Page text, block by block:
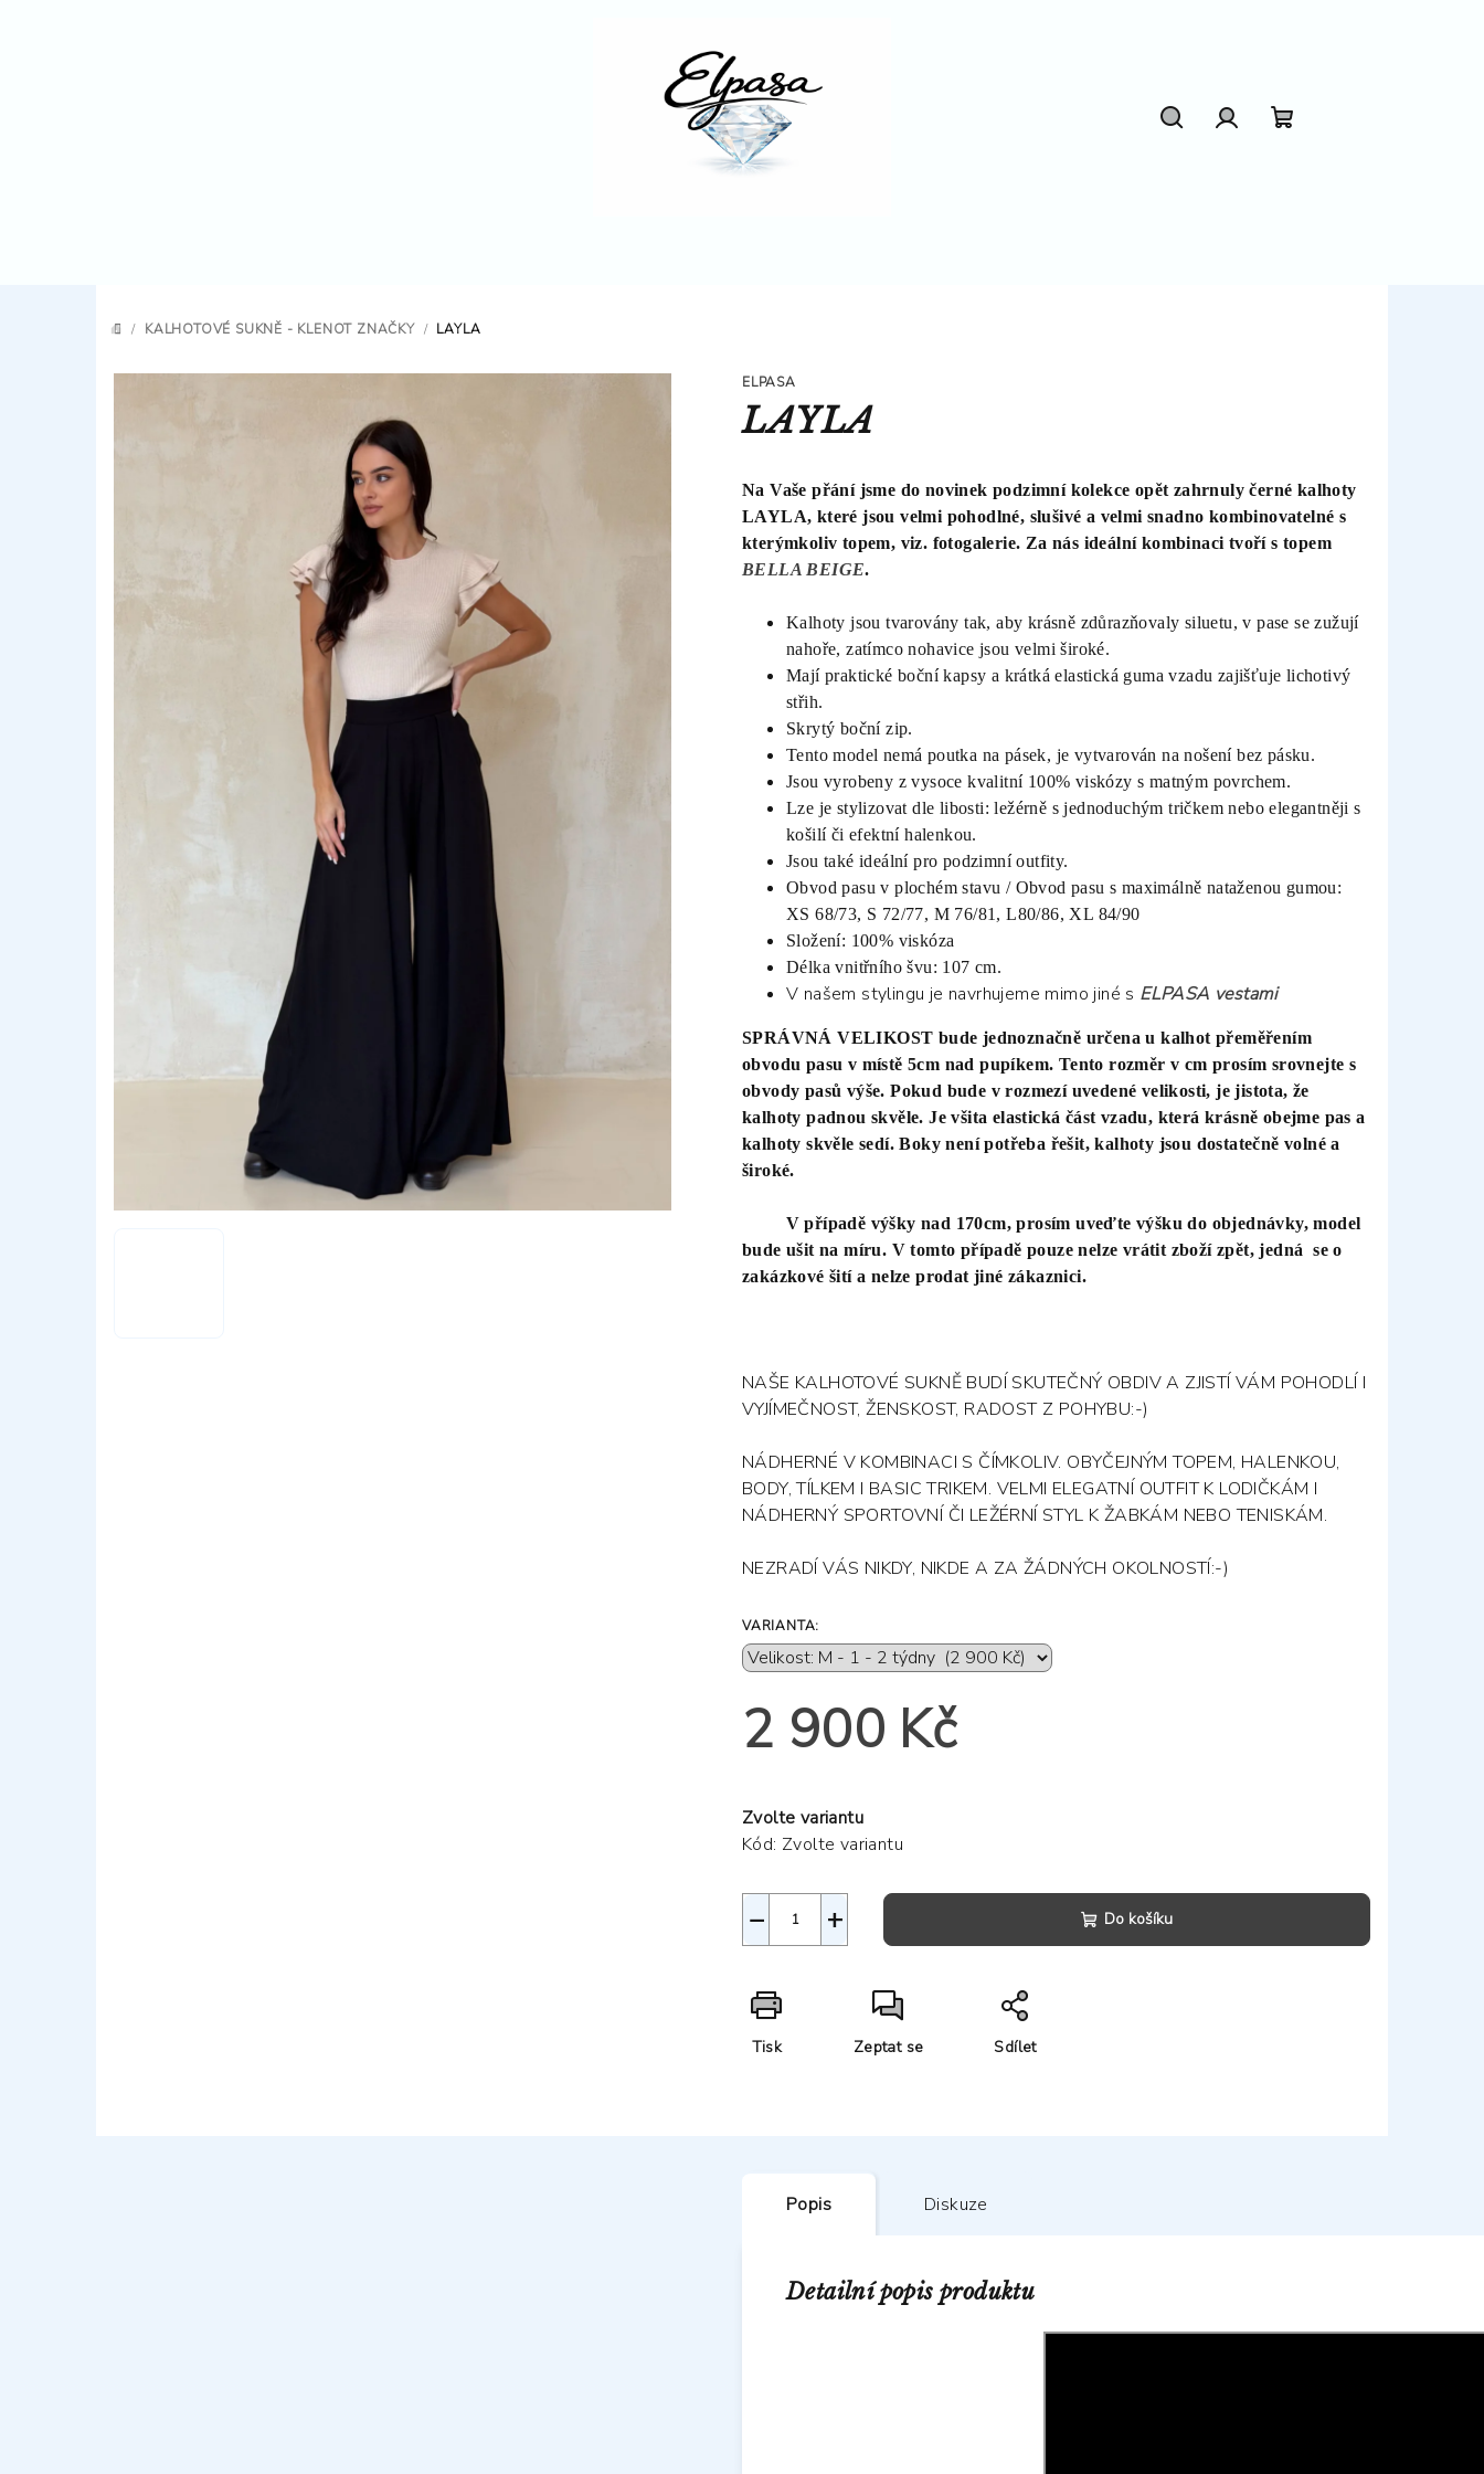
DOMŮ
/ KALHOTOVÉ SUKNĚ - KLENOT ZNAČKY / LAYLA
ELPASA
LAYLA
Na Vaše přání jsme do novinek podzimní kolekce opět zahrnuly černé kalhoty
LAYLA, které jsou velmi pohodlné, slušivé a velmi snadno kombinovatelné s
kterýmkoliv topem, viz. fotogalerie. Za nás ideální kombinaci tvoří s topem
BELLA BEIGE.
Kalhoty jsou tvarovány tak, aby krásně zdůrazňovaly siluetu, v pase se zužují
nahoře, zatímco nohavice jsou velmi široké.
Mají praktické boční kapsy a krátká elastická guma vzadu zajišťuje lichotivý
střih.
Skrytý boční zip.
Tento model nemá poutka na pásek, je vytvarován na nošení bez pásku.
Jsou vyrobeny z vysoce kvalitní 100% viskózy s matným povrchem.
Lze je stylizovat dle libosti: ležérně s jednoduchým tričkem nebo elegantněji s
košilí či efektní halenkou.
Jsou také ideální pro podzimní outfity.
Obvod pasu v plochém stavu / Obvod pasu s maximálně nataženou gumou:
XS 68/73, S 72/77, M 76/81, L80/86, XL 84/90
Složení: 100% viskóza
Délka vnitřního švu: 107 cm.
V našem stylingu je navrhujeme mimo jiné s ELPASA vestami
SPRÁVNÁ VELIKOST bude jednoznačně určena u kalhot přeměřením
obvodu pasu v místě 5cm nad pupíkem. Tento rozměr v cm prosím srovnejte s
obvody pasů výše. Pokud bude v rozmezí uvedené velikosti, je jistota, že
kalhoty padnou skvěle. Je všita elastická část vzadu, která krásně obejme pas a
kalhoty skvěle sedí. Boky není potřeba řešit, kalhoty jsou dostatečně volné a
široké.
V případě výšky nad 170cm, prosím uveďte výšku do objednávky, model
bude ušit na míru. V tomto případě pouze nelze vrátit zboží zpět, jedná se o
zakázkové šití a nelze prodat jiné zákaznici.
NAŠE KALHOTOVÉ SUKNĚ BUDÍ SKUTEČNÝ OBDIV A ZJISTÍ VÁM POHODLÍ I
VYJÍMEČNOST, ŽENSKOST, RADOST Z POHYBU:-)
NÁDHERNÉ V KOMBINACI S ČÍMKOLIV. OBYČEJNÝM TOPEM, HALENKOU,
BODY, TÍLKEM I BASIC TRIKEM. VELMI ELEGATNÍ OUTFIT K LODIČKÁM I
NÁDHERNÝ SPORTOVNÍ ČI LEŽÉRNÍ STYL K ŽABKÁM NEBO TENISKÁM.
NEZRADÍ VÁS NIKDY, NIKDE A ZA ŽÁDNÝCH OKOLNOSTÍ:-)
VARIANTA:
2 900 Kč
cena:
Zvolte variantu
Kód: Zvolte variantu
+
− Do košíku
Tisk Zeptat se Sdílet
Popis Diskuze
Detailní popis produktu